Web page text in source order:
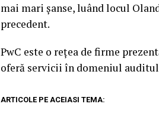
mai mari şanse, luând locul
precedent.
PwC este o reţea de firme
oferă servicii în domeniul
ARTICOLE PE ACEIASI TEMA: